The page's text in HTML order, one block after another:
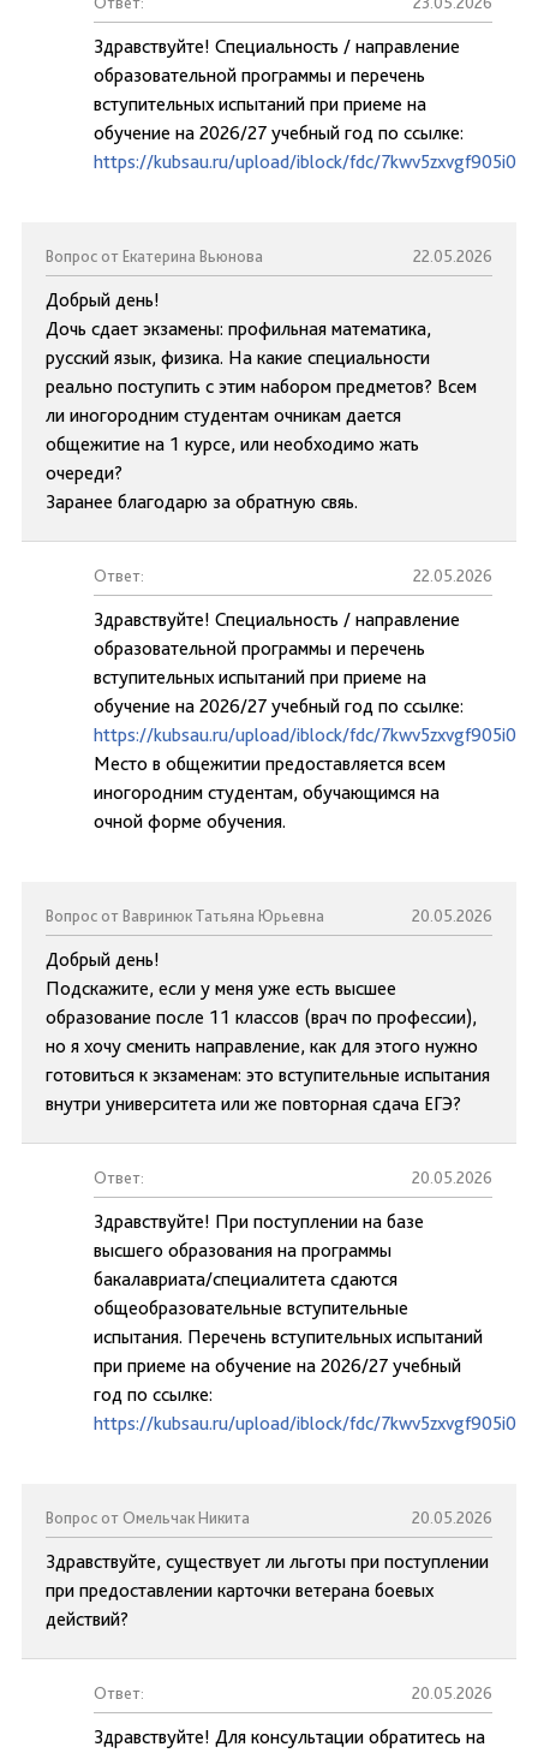
Здравствуйте! Специальность / направление
образовательной программы и перечень
вступительных испытаний при приеме на
обучение на 2026/27 учебный год по ссылке:
https://kubsau.ru/upload/iblock/fdc/
Вопрос от Екатерина Вьюнова 22.05.2026
Добрый день!
Дочь сдает экзамены: профильная математика,
русский язык, физика. На какие специальности
реально поступить с этим набором предметов? Всем
ли иногородним студентам очникам дается
общежитие на 1 курсе, или необходимо жать
очереди?
Заранее благодарю за обратную свяь.
Ответ: 22.05.2026
Здравствуйте! Специальность / направление
образовательной программы и перечень
вступительных испытаний при приеме на
обучение на 2026/27 учебный год по ссылке:
https://kubsau.ru/upload/iblock/fdc/
Место в общежитии предоставляется всем
иногородним студентам, обучающимся на
очной форме обучения.
Вопрос от Вавринюк Татьяна Юрьевна 20.05.2026
Добрый день!
Подскажите, если у меня уже есть высшее
образование после 11 классов (врач по профессии),
но я хочу сменить направление, как для этого нужно
готовиться к экзаменам: это вступительные испытания
внутри университета или же повторная сдача ЕГЭ?
Ответ: 20.05.2026
Здравствуйте! При поступлении на базе
высшего образования на программы
бакалавриата/специалитета сдаются
общеобразовательные вступительные
испытания. Перечень вступительных испытаний
при приеме на обучение на 2026/27 учебный
год по ссылке:
https://kubsau.ru/upload/iblock/fdc/
Вопрос от Омельчак Никита 20.05.2026
Здравствуйте, существует ли льготы при поступлении
при предоставлении карточки ветерана боевых
действий?
Ответ: 20.05.2026
Здравствуйте! Для консультации обратитесь на